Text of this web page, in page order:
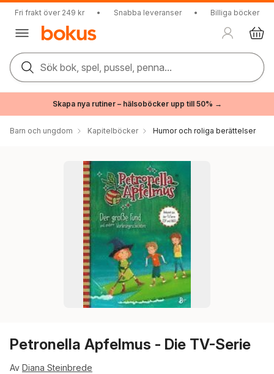
Fri frakt över 249 kr • Snabba leveranser • Billiga böcker
Sök bok, spel, pussel, penna...
Skapa nya rutiner – hälsoböcker upp till 50% →
Barn och ungdom Kapitelböcker Humor och roliga berättelser
Petronella Apfelmus - Die TV-Serie
Av Diana Steinbrede